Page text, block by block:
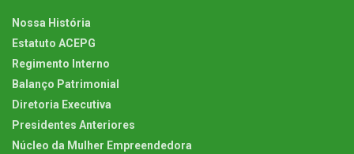
Nossa História
Estatuto ACEPG
Regimento Interno
Balanço Patrimonial
Diretoria Executiva
Presidentes Anteriores
Núcleo da Mulher Empreendedora